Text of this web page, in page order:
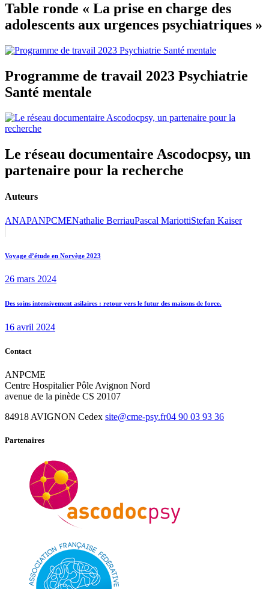
Table ronde « La prise en charge des
adolescents aux urgences psychiatriques »
Programme de travail 2023 Psychiatrie
Santé mentale
Le réseau documentaire Ascodocpsy, un
partenaire pour la recherche
Auteurs
ANAPANPCMENathalie BerriauPascal MariottiStefan Kaiser
de
Voyage d’étude en Norvège 2023
26 mars 2024
Next
Des soins intensivement asilaires : retour vers le futur des maisons de force.
16 avril 2024
Contact
ANPCME
Centre Hospitalier Pôle Avignon Nord
avenue de la pinède CS 20107
84918 AVIGNON Cedex site@cme-psy.fr04 90 03 93 36
Partenaires